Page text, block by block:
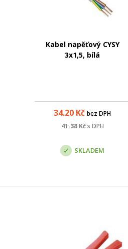
Kabel napěťový CYSY
3x1,5, bílá
34.20 Kč bez DPH
41.38Kčs DPH
SKLADEM